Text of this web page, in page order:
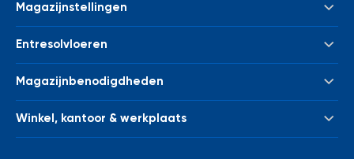
Magazijnstellingen
Link 51 Palletstelling
Houten legbordstelling
Grootvakstelling
Entresolvloeren
Trappen
Magazijnbenodigdheden
Winkel, kantoor & werkplaats